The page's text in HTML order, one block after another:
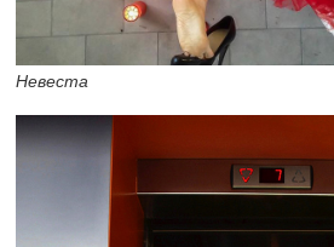
Невеста